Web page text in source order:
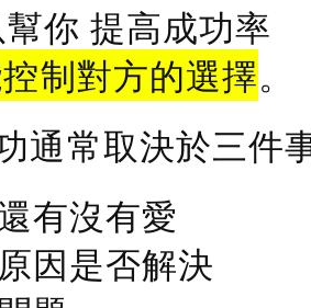
你 提高成功率
制對方的選擇。
通常取決於三件
有沒有愛
因是否解決